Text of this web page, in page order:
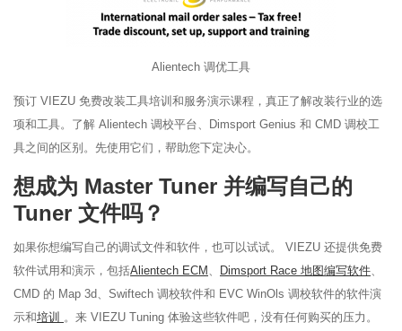
Alientech 调优工具
预订 VIEZU 免费改装工具培训和服务演示课程，真正了解改装行业的选
项和工具。了解 Alientech 调校平台、Dimsport Genius 和 CMD 调校工
具之间的区别。先使用它们，帮助您下定决心。
想成为 Master Tuner 并编写自己的
Tuner 文件吗？
如果你想编写自己的调试文件和软件，也可以试试。 VIEZU 还提供免费
软件试用和演示，包括Alientech ECM Dimsport Race 地图编写软件
CMD 的 Map 3d、Swiftech 调校软件和 EVC WinOls 调校软件的软件演
示和培训 。来 VIEZU Tuning 体验这些软件吧，没有任何购买的压力。